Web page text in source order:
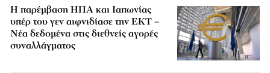
Η παρέμβαση ΗΠΑ και Ιαπωνίας
υπέρ του γεν αιφνιδίασε την ΕΚΤ –
Νέα δεδομένα στις διεθνείς αγορές
συναλλάγματος